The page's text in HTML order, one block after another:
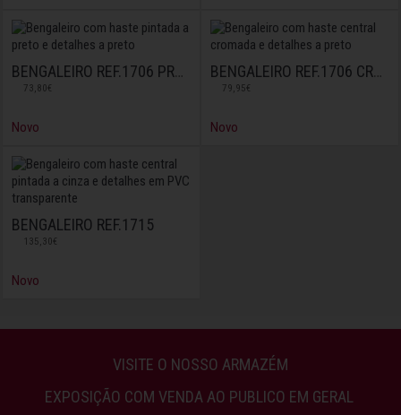
BENGALEIRO REF.1706 PRETO
73,80€
Novo
BENGALEIRO REF.1706 CROMADO
79,95€
Novo
BENGALEIRO REF.1715
135,30€
Novo
VISITE O NOSSO ARMAZÉM
EXPOSIÇÃO COM VENDA AO PUBLICO EM GERAL